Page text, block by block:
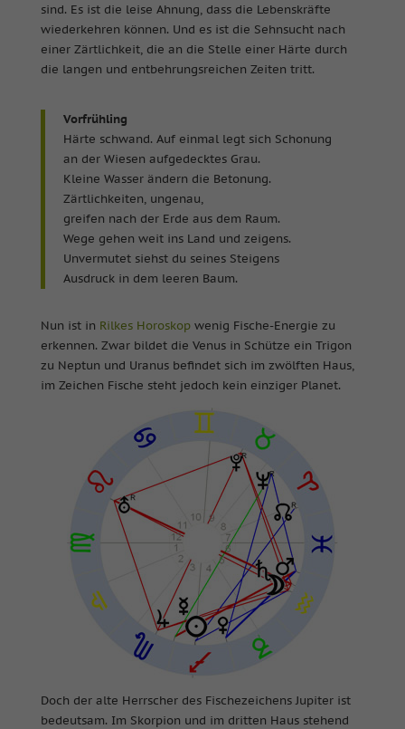
sind. Es ist die leise Ahnung, dass die Lebenskräfte
wiederkehren können. Und es ist die Sehnsucht nach
einer Zärtlichkeit, die an die Stelle einer Härte durch
die langen und entbehrungsreichen Zeiten tritt.
Vorfrühling
Härte schwand. Auf einmal legt sich Schonung
an der Wiesen aufgedecktes Grau.
Kleine Wasser ändern die Betonung.
Zärtlichkeiten, ungenau,
greifen nach der Erde aus dem Raum.
Wege gehen weit ins Land und zeigens.
Unvermutet siehst du seines Steigens
Ausdruck in dem leeren Baum.
Nun ist in Rilkes Horoskopwenig Fische-Energie zu
erkennen. Zwar bildet die Venus in Schütze ein Trigon
zu Neptun und Uranus befindet sich im zwölften Haus,
im Zeichen Fische steht jedoch kein einziger Planet.
Doch der alte Herrscher des Fischezeichens Jupiter ist
bedeutsam. Im Skorpion und im dritten Haus stehend